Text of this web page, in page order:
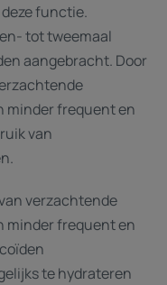
functie.
tot tweemaal
aangebracht. Door
minder frequent en
van
verzachtende
minder frequent en
te hydrateren